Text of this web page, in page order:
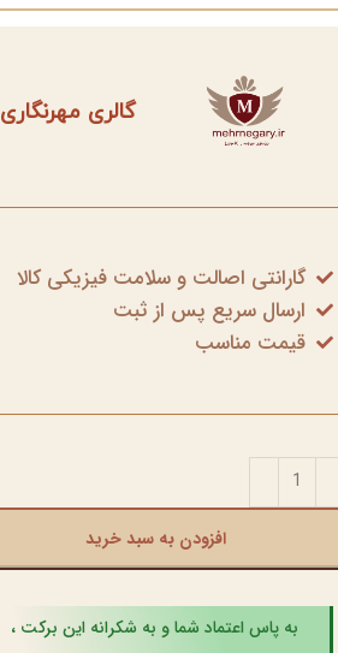
گالری مهرنگاری
گارانتی اصالت و سلامت فیزیکی کالا
ارسال سریع پس از ثبت
قیمت مناسب
افزودن به سبد خرید
به پاس اعتماد شما و به شکرانه این برکت ،